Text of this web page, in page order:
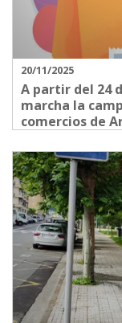
20/11/2025
A partir del 24
marcha la
comercios de